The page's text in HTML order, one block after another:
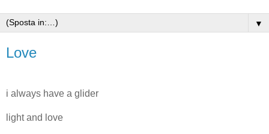
▼
Love
i always have a glider
light and love